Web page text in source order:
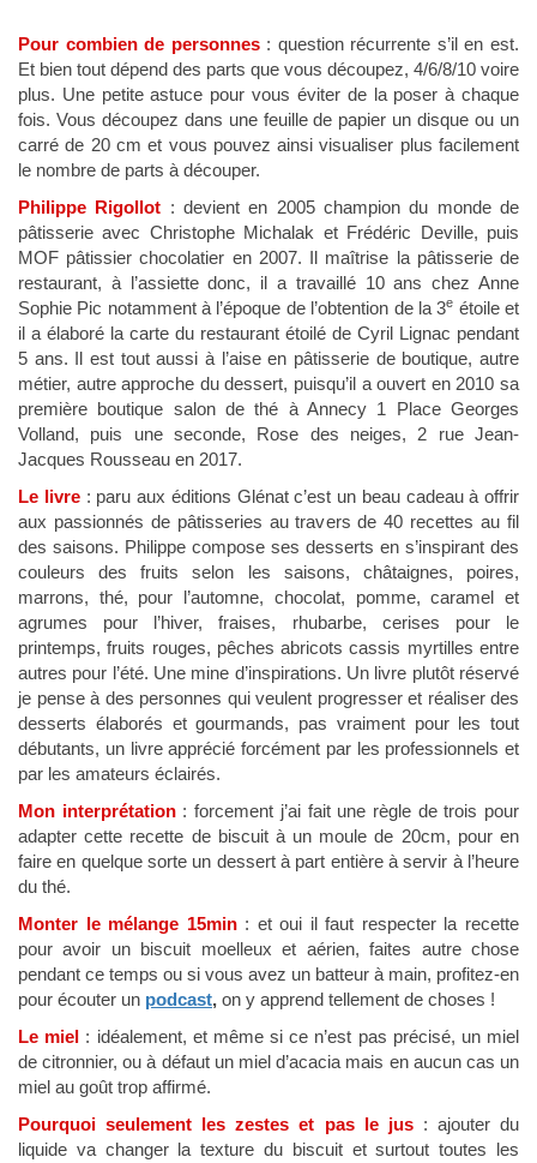
Pour combien de personnes : question récurrente s’il en est.
Et bien tout dépend des parts que vous découpez, 4/6/8/10 voire
plus. Une petite astuce pour vous éviter de la poser à chaque
fois. Vous découpez dans une feuille de papier un disque ou un
carré de 20 cm et vous pouvez ainsi visualiser plus facilement
le nombre de parts à découper.
Philippe Rigollot : devient en 2005 champion du monde de
pâtisserie avec Christophe Michalak et Frédéric Deville, puis
MOF pâtissier chocolatier en 2007. Il maîtrise la pâtisserie de
restaurant, à l’assiette donc, il a travaillé 10 ans chez Anne
Sophie Pic notamment à l’époque de l’obtention de la 3e étoile et
il a élaboré la carte du restaurant étoilé de Cyril Lignac pendant
5 ans. Il est tout aussi à l’aise en pâtisserie de boutique, autre
métier, autre approche du dessert, puisqu’il a ouvert en 2010 sa
première boutique salon de thé à Annecy 1 Place Georges
Volland, puis une seconde, Rose des neiges, 2 rue Jean-
Jacques Rousseau en 2017.
Le livre: paru aux éditions Glénat c’est un beau cadeau à offrir
aux passionnés de pâtisseries au travers de 40 recettes au fil
des saisons. Philippe compose ses desserts en s’inspirant des
couleurs des fruits selon les saisons, châtaignes, poires,
marrons, thé, pour l’automne, chocolat, pomme, caramel et
agrumes pour l’hiver, fraises, rhubarbe, cerises pour le
printemps, fruits rouges, pêches abricots cassis myrtilles entre
autres pour l’été. Une mine d’inspirations. Un livre plutôt réservé
je pense à des personnes qui veulent progresser et réaliser des
desserts élaborés et gourmands, pas vraiment pour les tout
débutants, un livre apprécié forcément par les professionnels et
par les amateurs éclairés.
Mon interprétation: forcement j’ai fait une règle de trois pour
adapter cette recette de biscuit à un moule de 20cm, pour en
faire en quelque sorte un dessert à part entière à servir à l’heure
du thé.
Monter le mélange 15min: et oui il faut respecter la recette
pour avoir un biscuit moelleux et aérien, faites autre chose
pendant ce temps ou si vous avez un batteur à main, profitez-en
pour écouter un podcast, on y apprend tellement de choses !
Le miel : idéalement, et même si ce n’est pas précisé, un miel
de citronnier, ou à défaut un miel d’acacia mais en aucun cas un
miel au goût trop affirmé.
Pourquoi seulement les zestes et pas le jus: ajouter du
liquide va changer la texture du biscuit et surtout toutes les